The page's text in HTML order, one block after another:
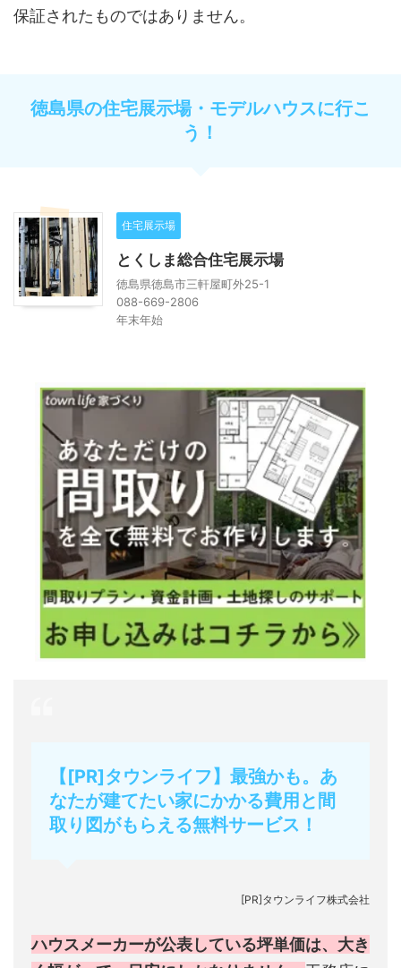
保証されたものではありません。
徳島県の住宅展示場・モデルハウスに行こ
う！
住宅展示場
とくしま総合住宅展示場
徳島県徳島市三軒屋町外25-1
088-669-2806
年末年始
【[PR]タウンライフ】最強かも。あ
なたが建てたい家にかかる費用と間
取り図がもらえる無料サービス！
[PR]タウンライフ株式会社
ハウスメーカーが公表している坪単価は、大き